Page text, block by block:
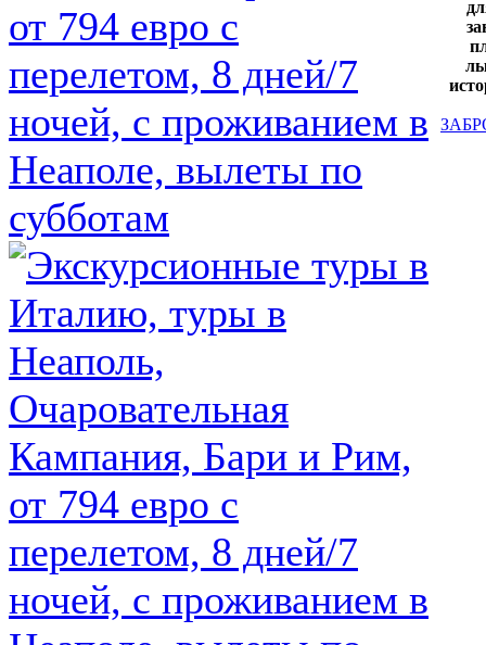
от 794 евро с
перелетом, 8 дней/7
ночей, с проживанием в
Неаполе, вылеты по
субботам